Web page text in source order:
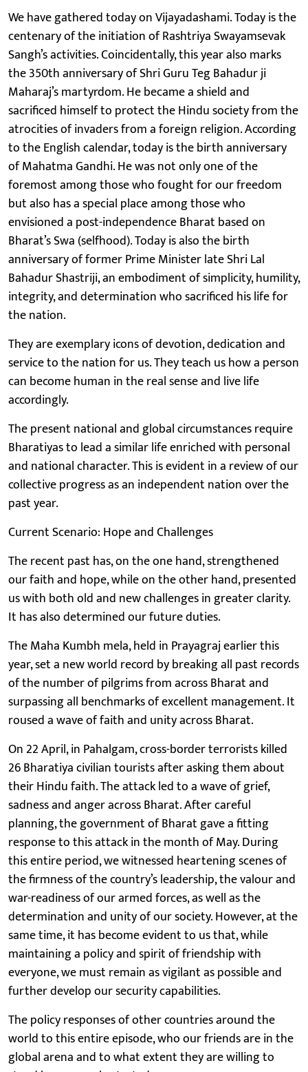
We have gathered today on Vijayadashami. Today is the
centenary of the initiation of Rashtriya Swayamsevak
Sangh’s activities. Coincidentally, this year also marks
the 350th anniversary of Shri Guru Teg Bahadur ji
Maharaj’s martyrdom. He became a shield and
sacrificed himself to protect the Hindu society from the
atrocities of invaders from a foreign religion. According
to the English calendar, today is the birth anniversary
of Mahatma Gandhi. He was not only one of the
foremost among those who fought for our freedom
but also has a special place among those who
envisioned a post-independence Bharat based on
Bharat’s Swa (selfhood). Today is also the birth
anniversary of former Prime Minister late Shri Lal
Bahadur Shastriji, an embodiment of simplicity, humility,
integrity, and determination who sacrificed his life for
the nation.
They are exemplary icons of devotion, dedication and
service to the nation for us. They teach us how a person
can become human in the real sense and live life
accordingly.
The present national and global circumstances require
Bharatiyas to lead a similar life enriched with personal
and national character. This is evident in a review of our
collective progress as an independent nation over the
past year.
Current Scenario: Hope and Challenges
The recent past has, on the one hand, strengthened
our faith and hope, while on the other hand, presented
us with both old and new challenges in greater clarity.
It has also determined our future duties.
The Maha Kumbh mela, held in Prayagraj earlier this
year, set a new world record by breaking all past records
of the number of pilgrims from across Bharat and
surpassing all benchmarks of excellent management. It
roused a wave of faith and unity across Bharat.
On 22 April, in Pahalgam, cross-border terrorists killed
26 Bharatiya civilian tourists after asking them about
their Hindu faith. The attack led to a wave of grief,
sadness and anger across Bharat. After careful
planning, the government of Bharat gave a fitting
response to this attack in the month of May. During
this entire period, we witnessed heartening scenes of
the firmness of the country’s leadership, the valour and
war-readiness of our armed forces, as well as the
determination and unity of our society. However, at the
same time, it has become evident to us that, while
maintaining a policy and spirit of friendship with
everyone, we must remain as vigilant as possible and
further develop our security capabilities.
The policy responses of other countries around the
world to this entire episode, who our friends are in the
global arena and to what extent they are willing to